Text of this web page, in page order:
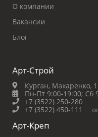
О компании
Вакансии
Блог
Арт-Строй
Курган, Макаренко,
Пн-Пт 9:00-19:00; Сб
+7 (3522) 250-280
+7 (3522) 450-111
Арт-Креп